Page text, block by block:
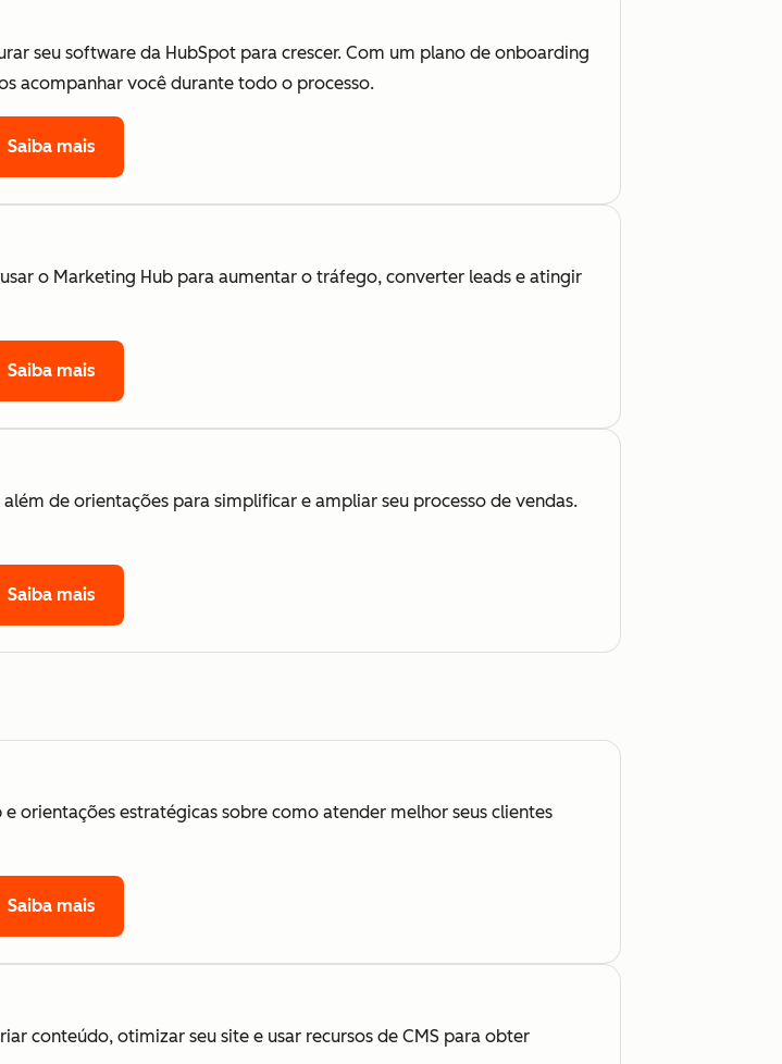
seu software da HubSpot para crescer. Com um plano de onboarding
acompanhar você durante todo o processo.
Saiba mais
o Marketing Hub para aumentar o tráfego, converter leads e atingir
Saiba mais
de orientações para simplificar e ampliar seu processo de vendas.
Saiba mais
orientações estratégicas sobre como atender melhor seus clientes
Saiba mais
conteúdo, otimizar seu site e usar recursos de CMS para obter